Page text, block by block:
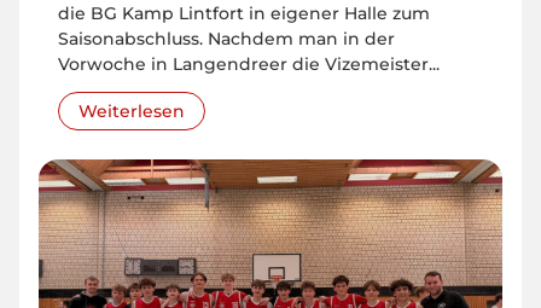
die BG Kamp Lintfort in eigener Halle zum
Saisonabschluss. Nachdem man in der
Vorwoche in Langendreer die Vizemeister...
Weiterlesen